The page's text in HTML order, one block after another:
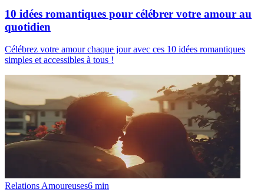
10 idées romantiques pour célébrer votre amour au
quotidien
Célébrez votre amour chaque jour avec ces 10 idées romantiques
simples et accessibles à tous !
Relations Amoureuses6 min